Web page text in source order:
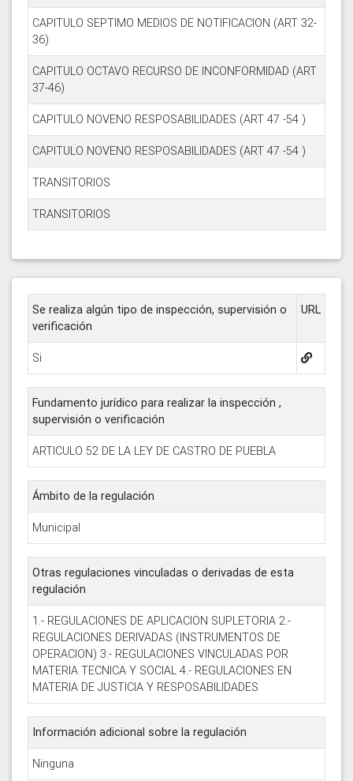
CAPITULO SEPTIMO MEDIOS DE NOTIFICACION (ART 32-
36)
CAPITULO OCTAVO RECURSO DE INCONFORMIDAD (ART
37-46)
CAPITULO NOVENO RESPOSABILIDADES (ART 47 -54 )
CAPITULO NOVENO RESPOSABILIDADES (ART 47 -54 )
TRANSITORIOS
TRANSITORIOS
Se realiza algún tipo de inspección, supervisión o
verificación
URL
Si
Fundamento jurídico para realizar la inspección ,
supervisión o verificación
ARTICULO 52 DE LA LEY DE CASTRO DE PUEBLA
Ámbito de la regulación
Municipal
Otras regulaciones vinculadas o derivadas de esta
regulación
1.- REGULACIONES DE APLICACION SUPLETORIA 2.-
REGULACIONES DERIVADAS (INSTRUMENTOS DE
OPERACION) 3.- REGULACIONES VINCULADAS POR
MATERIA TECNICA Y SOCIAL 4.- REGULACIONES EN
MATERIA DE JUSTICIA Y RESPOSABILIDADES
Información adicional sobre la regulación
Ninguna